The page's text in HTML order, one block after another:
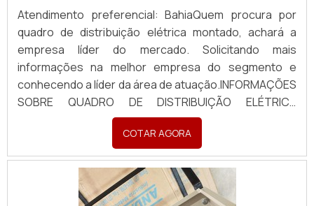
Atendimento preferencial: BahiaQuem procura por
quadro de distribuição elétrica montado, achará a
empresa líder do mercado. Solicitando mais
informações na melhor empresa do segmento e
conhecendo a líder da área de atuação.INFORMAÇÕES
SOBRE QUADRO DE DISTRIBUIÇÃO ELÉTRICA
MONTADOQuem busca por quadro de distribuição
elétrica montado em uma empresa inovadora,
descobre a Pégaso Soluções Elétricas. Uma empresa
com alto know-how em banco de...
COTAR AGORA